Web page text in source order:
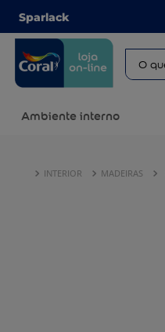
Sparlack
Ambiente interno
INTERIOR MADEIRAS